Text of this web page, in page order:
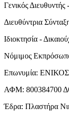
Γενικός Διευθυντής
Διευθύντρια
Ιδιοκτησία -
Νόμιμος
Επωνυμία:
ΑΦΜ: 800384700
Έδρα: Πλαστήρα